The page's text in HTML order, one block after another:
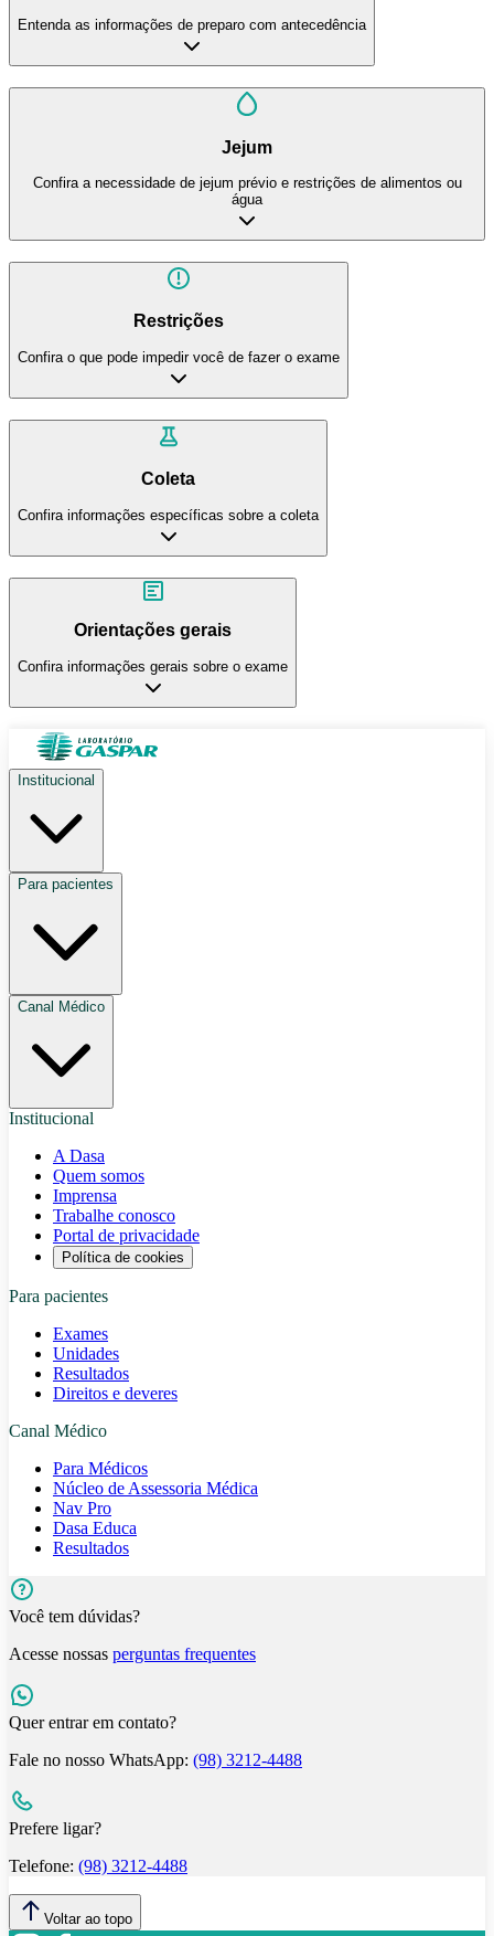
Entenda as informações de preparo com antecedência
Jejum
Confira a necessidade de jejum prévio e restrições de alimentos ou
água
Restrições
Confira o que pode impedir você de fazer o exame
Coleta
Confira informações específicas sobre a coleta
Orientações gerais
Confira informações gerais sobre o exame
Institucional
Para pacientes
Canal Médico
Institucional
A Dasa
Quem somos
Imprensa
Trabalhe conosco
Portal de privacidade
Política de cookies
Para pacientes
Exames
Unidades
Resultados
Direitos e deveres
Canal Médico
Para Médicos
Núcleo de Assessoria Médica
Nav Pro
Dasa Educa
Resultados
Você tem dúvidas?
Acesse nossas perguntas frequentes
Quer entrar em contato?
Fale no nosso WhatsApp: (98) 3212-4488
Prefere ligar?
Telefone: (98) 3212-4488
Voltar ao topo